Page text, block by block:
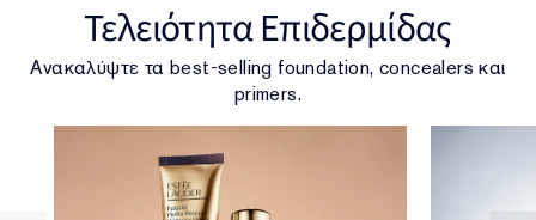
Τελειότητα Επιδερμίδας
Ανακαλύψτε τα best-selling foundation, concealers και
primers.